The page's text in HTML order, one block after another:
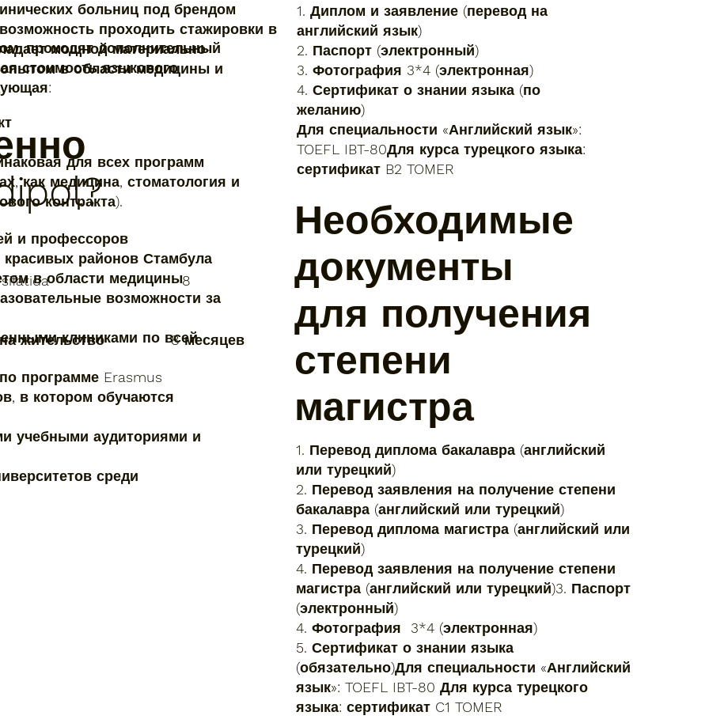
больниц под брендом
проходить стажировки в
мощной материально-
в области медицины и
и профессоров
районов Стамбула
в области медицины
возможности за
клиниками по всей
программе Erasmus
в котором обучаются
учебными аудиториями и
среди
1. Диплом и заявление (перевод на
английский язык)
2. Паспорт (электронный)
3. Фотография 3*4 (электронная)
4. Сертификат о знании языка (по
желанию)
Для специальности «Английский язык»:
TOEFL IBT-80Для курса турецкого языка:
сертификат B2 TOMER
Необходимые
документы
для получения
степени
магистра
1. Перевод диплома бакалавра (английский
или турецкий)
2. Перевод заявления на получение степени
бакалавра (английский или турецкий)
3. Перевод диплома магистра (английский или
турецкий)
4. Перевод заявления на получение степени
магистра (английский или турецкий)3. Паспорт
(электронный)
4. Фотография 3*4 (электронная)
5. Сертификат о знании языка
(обязательно)Для специальности «Английский
язык»: TOEFL IBT-80 Для курса турецкого
языка: сертификат C1 TOMER
проходят дополнительный
стоимость языкового
для всех программ
как медицина, стоматология и
годового контракта).
talaba sifatida8
на жительство 8 месяцев